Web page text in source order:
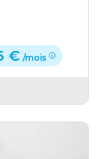
€ /mois